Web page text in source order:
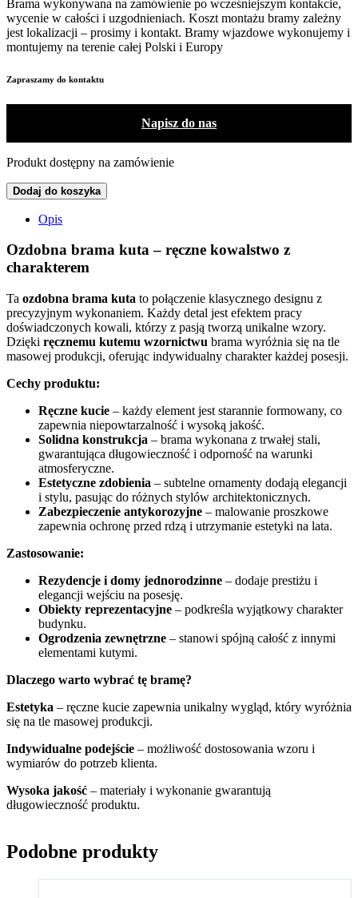
Brama wykonywana na zamówienie po wcześniejszym kontakcie,
wycenie w całości i uzgodnieniach. Koszt montażu bramy zależny
jest lokalizacji – prosimy i kontakt. Bramy wjazdowe wykonujemy i
montujemy na terenie całej Polski i Europy
Zapraszamy do kontaktu
Napisz do nas
Produkt dostępny na zamówienie
Dodaj do koszyka
Opis
Ozdobna brama kuta – ręczne kowalstwo z
charakterem
Ta ozdobna brama kuta to połączenie klasycznego designu z
precyzyjnym wykonaniem. Każdy detal jest efektem pracy
doświadczonych kowali, którzy z pasją tworzą unikalne wzory.
Dzięki ręcznemu kutemu wzornictwu brama wyróżnia się na tle
masowej produkcji, oferując indywidualny charakter każdej posesji.
Cechy produktu:
Ręczne kucie – każdy element jest starannie formowany, co
zapewnia niepowtarzalność i wysoką jakość.
Solidna konstrukcja – brama wykonana z trwałej stali,
gwarantująca długowieczność i odporność na warunki
atmosferyczne.
Estetyczne zdobienia – subtelne ornamenty dodają elegancji
i stylu, pasując do różnych stylów architektonicznych.
Zabezpieczenie antykorozyjne – malowanie proszkowe
zapewnia ochronę przed rdzą i utrzymanie estetyki na lata.
Zastosowanie:
Rezydencje i domy jednorodzinne – dodaje prestiżu i
elegancji wejściu na posesję.
Obiekty reprezentacyjne – podkreśla wyjątkowy charakter
budynku.
Ogrodzenia zewnętrzne – stanowi spójną całość z innymi
elementami kutymi.
Dlaczego warto wybrać tę bramę?
Estetyka – ręczne kucie zapewnia unikalny wygląd, który wyróżnia
się na tle masowej produkcji.
Indywidualne podejście – możliwość dostosowania wzoru i
wymiarów do potrzeb klienta.
Wysoka jakość – materiały i wykonanie gwarantują
długowieczność produktu.
Podobne produkty